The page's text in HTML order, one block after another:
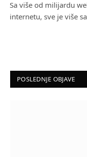
Sa više od milijardu
internetu, sve je više
POSLEDNJE OBJAVE